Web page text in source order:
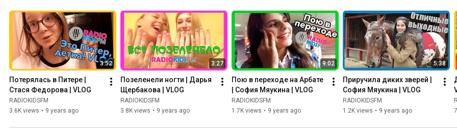
3:52
Потерялась в Питере |
Стася Федорова | VLOG
RADIOKIDSFM
3.6K views • 9 years ago
3:27
Позеленели ногти | Дарья
Щербакова | VLOG
RADIOKIDSFM
3.8K views • 9 years ago
9:02
Пою в переходе на Арбате
| София Мяукина | VLOG
RADIOKIDSFM
1.7K views • 9 years ago
5:38
Приручила диких зверей |
София Мяукина | VLOG
RADIOKIDSFM
1.2K views • 9 years ago